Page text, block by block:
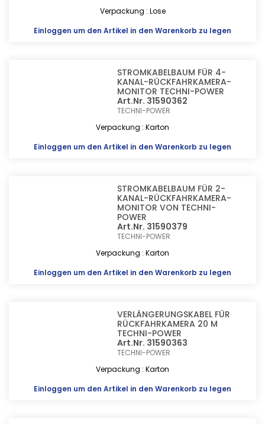
Verpackung : Lose
Einloggen um den Artikel in den Warenkorb zu legen
STROMKABELBAUM FÜR 4-
KANAL-RÜCKFAHRKAMERA-
MONITOR TECHNI-POWER
Art.Nr. 31590362
TECHNI-POWER
Verpackung : Karton
Einloggen um den Artikel in den Warenkorb zu legen
STROMKABELBAUM FÜR 2-
KANAL-RÜCKFAHRKAMERA-
MONITOR VON TECHNI-
POWER
Art.Nr. 31590379
TECHNI-POWER
Verpackung : Karton
Einloggen um den Artikel in den Warenkorb zu legen
VERLÄNGERUNGSKABEL FÜR
RÜCKFAHRKAMERA 20 M
TECHNI-POWER
Art.Nr. 31590363
TECHNI-POWER
Verpackung : Karton
Einloggen um den Artikel in den Warenkorb zu legen